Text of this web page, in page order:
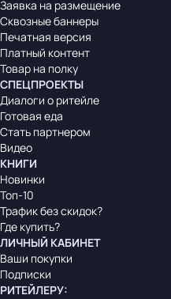
Заявка на размещение
Сквозные баннеры
Печатная версия
Платный контент
Товар на полку
СПЕЦПРОЕКТЫ
Диалоги о ритейле
Готовая еда
Стать партнером
Видео
КНИГИ
Новинки
Топ-10
Трафик без скидок?
Где купить?
ЛИЧНЫЙ КАБИНЕТ
Ваши покупки
Подписки
РИТЕЙЛЕРУ: